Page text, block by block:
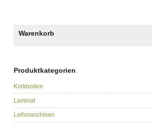
Warenkorb
Produktkategorien
Korkboden
Laminat
Leihmaschinen